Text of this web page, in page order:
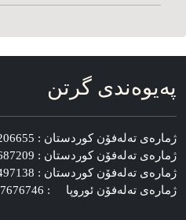
په‌یوه‌ندی گرتن
ژماره‌ی ته‌له‌فۆن کوردستان : 07506206655 (00964)
ژماره‌ی ته‌له‌فۆن کوردستان : 07504687209 (00964)
ژماره‌ی ته‌له‌فۆن کوردستان : 07504497138 (00964)
ژماره‌ی ته‌له‌فۆن ئوروپا : 0767676746 (0046)